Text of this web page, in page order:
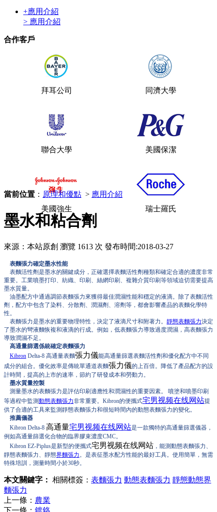
+應用介紹
> 應用介紹
合作客戶
拜耳公司 同濟大學
聯合大學 美國保潔
美國強生 瑞士羅氏
當前位置 ： 原理和優點 > 應用介紹
墨水和粘合劑
來源：本站原創 瀏覽 1613 次 發布時間:2018-03-27
表麵張力確定墨水性能
表麵活性劑是墨水的關鍵成分，正確選擇表麵活性劑種類和確定合適的濃度非常
重要。工業噴墨打印、紡織、印刷、絲網印刷、複雜介質印刷等領域迫切需要提高
墨水質量。
油墨配方中通過調節表麵張力來獲得最佳潤濕性能和穩定的液滴。除了表麵活性
劑，配方中包含了染料、分散劑、潤濕劑、溶劑等，都會影響產品的表麵化學特
性。
表麵張力是墨水的重要物理特性，決定了液滴尺寸和附著力。 靜態表麵張力決定
了墨水的彎液麵恢複和液滴的行成。例如，低表麵張力導致過度潤濕，高表麵張力
導致潤濕不足。
高通量篩選係統確定表麵張力
Kibron Delta-8 高通量表麵張力儀能高通量篩選表麵活性劑和優化配方中不同
成分的組合。優化效率是傳統單通道表麵張力儀的上百倍。降低了產品配方的設
計時間，提高的上市的速率，節約了研發成本和勞動力。
墨水質量控製
測量墨水的表麵張力是評估印刷適應性和潤濕性的重要因素。 噴塗和噴墨印刷
等過程中監測動態表麵張力非常重要。Kibron的便攜式宅男视频在线网站提
供了合適的工具來監測靜態表麵張力和很短時間內的動態表麵張力的變化。
推薦儀器
Kibron Delta-8 高通量宅男视频在线网站是一款獨特的高通量篩選儀器，
例如高通量篩選化合物的臨界膠束濃度CMC。
Kibron EZ-Piplus是新型的便攜式宅男视频在线网站 ，能測動態表麵張力、
靜態表麵張力、靜態界麵張力。是表征墨水配方性能的最好工具。使用簡單，無需
特殊培訓，測量時間小於30秒。
本文關鍵字： 相關標簽： 表麵張力 動態表麵張力 靜態動態界
麵張力
上一條： 農業